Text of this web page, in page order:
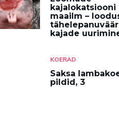
kajalokatsiooni
maailm –
kajade
KOERAD
Saksa
pildid, 3